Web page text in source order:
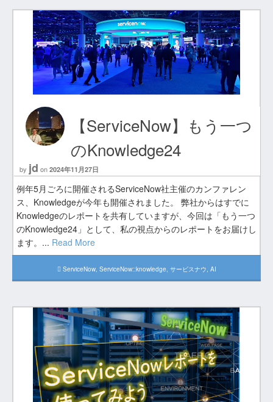
【ServiceNow】もう一つ
のKnowledge24
by jd on 2024年11月27日
例年5月ごろに開催されるServiceNow社主催のカンファレン
ス、Knowledgeが今年も開催されました。 弊社からはすでに
Knowledgeのレポートを共有していますが、今回は「もう一つ
のKnowledge24」として、私の視点からのレポートをお届けし
ます。... Read More
ServiceNow, ServiceNow::knowledge, サービスナウ, AI